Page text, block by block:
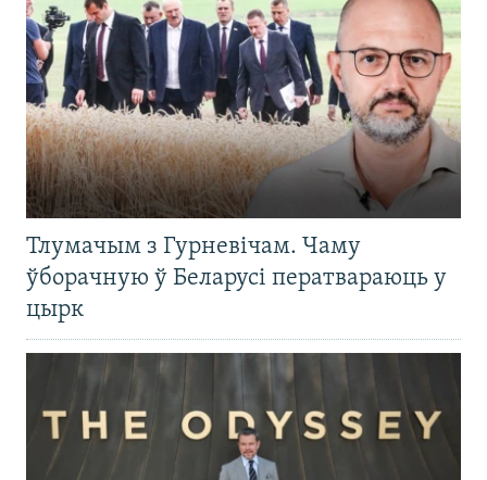
Тлумачым з Гурневічам. Чаму
ўборачную ў Беларусі ператвараюць у
цырк